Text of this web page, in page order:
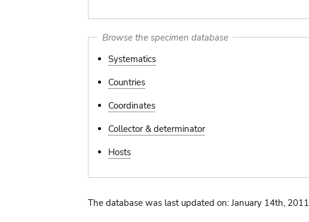
Browse the specimen database
Systematics
Countries
Coordinates
Collector & determinator
Hosts
The database was last updated on: January 14th, 2011